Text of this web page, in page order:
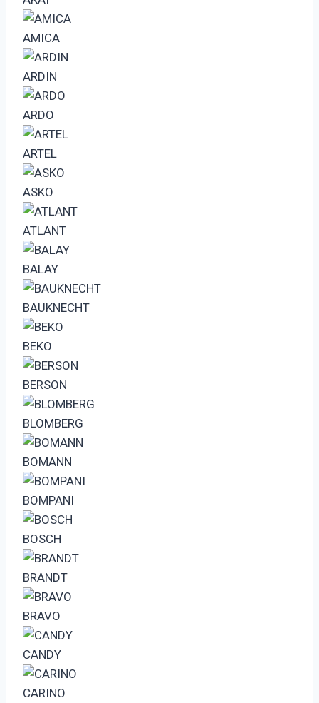
AMICA
ARDIN
ARDO
ARTEL
ASKO
ATLANT
BALAY
BAUKNECHT
BEKO
BERSON
BLOMBERG
BOMANN
BOMPANI
BOSCH
BRANDT
BRAVO
CANDY
CARINO